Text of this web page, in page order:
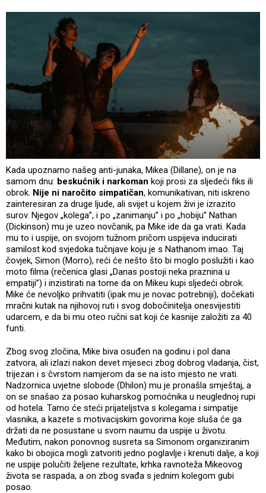
Kada upoznamo našeg anti-junaka, Mikea (Dillane), on je na
samom dnu: beskućnik i narkoman koji prosi za sljedeći fiks ili
obrok. Nije ni naročito simpatičan, komunikativan, niti iskreno
zainteresiran za druge ljude, ali svijet u kojem živi je izrazito
surov. Njegov „kolega”, i po „zanimanju” i po „hobiju” Nathan
(Dickinson) mu je uzeo novčanik, pa Mike ide da ga vrati. Kada
mu to i uspije, on svojom tužnom pričom uspijeva inducirati
samilost kod svjedoka tučnjave koju je s Nathanom imao. Taj
čovjek, Simon (Morro), reći će nešto što bi moglo poslužiti i kao
moto filma (rečenica glasi „Danas postoji neka praznina u
empatiji”) i inzistirati na tome da on Mikeu kupi sljedeći obrok.
Mike će nevoljko prihvatiti (ipak mu je novac potrebniji), dočekati
mračni kutak na njihovoj ruti i svog dobočinitelja onesvijestiti
udarcem, e da bi mu oteo ručni sat koji će kasnije založiti za 40
funti.
Zbog svog zločina, Mike biva osuđen na godinu i pol dana
zatvora, ali izlazi nakon devet mjeseci zbog dobrog vladanja, čist,
trijezan i s čvrstom namjerom da se na isto mjesto ne vrati.
Nadzornica uvjetne slobode (Dhilon) mu je pronašla smještaj, a
on se snašao za posao kuharskog pomoćnika u neuglednoj rupi
od hotela. Tamo će steći prijateljstva s kolegama i simpatije
vlasnika, a kazete s motivacijskim govorima koje sluša će ga
držati da ne posustane u svom naumu da uspije u životu.
Međutim, nakon ponovnog susreta sa Simonom organiziranim
kako bi obojica mogli zatvoriti jedno poglavlje i krenuti dalje, a koji
ne uspije polučiti željene rezultate, krhka ravnoteža Mikeovog
života se raspada, a on zbog svađa s jednim kolegom gubi
posao.